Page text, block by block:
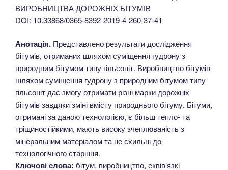
ВИРОБНИЦТВА ДОРОЖНІХ БІТУМІВ
DOI: 10.33868/0365-8392-2019-4-260-37-41
Анотація. Представлено результати дослідження
бітумів, отриманих шляхом суміщення гудрону з
природним бітумом типу гільсоніт. Виробництво бітумів
шляхом суміщення гудрону з природним бітумом типу
гільсоніт дає змогу отримати різні марки дорожніх
бітумів завдяки зміні вмісту природнього бітуму. Бітуми,
отримані за даною технологією, є більш тепло- та
тріщиностійкими, мають високу зчеплюваність з
мінеральним матеріалом та не схильні до
технологічного старіння.
Ключові слова: бітум, виробництво, еквів’язкі